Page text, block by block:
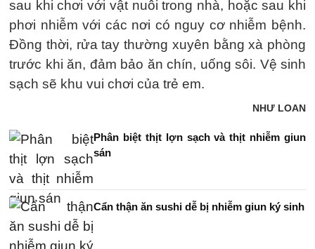
sau khi chơi với vật nuôi trong nhà, hoặc sau khi
phơi nhiễm với các nơi có nguy cơ nhiễm bệnh.
Đồng thời, rửa tay thường xuyên bằng xà phòng
trước khi ăn, đảm bảo ăn chín, uống sôi. Vệ sinh
sạch sẽ khu vui chơi của trẻ em.
NHƯ LOAN
Phân biệt thịt lợn sạch và thịt nhiễm giun
sán
Cẩn thận ăn sushi dễ bị nhiễm giun ký sinh